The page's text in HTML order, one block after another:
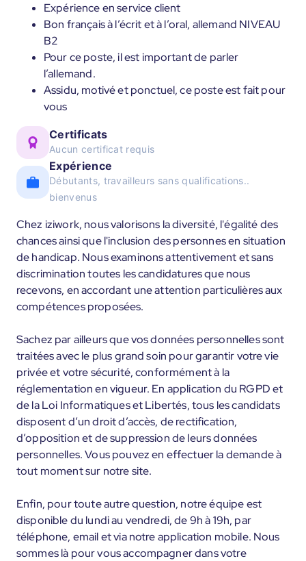
Expérience en service client
Bon français à l’écrit et à l’oral, allemand NIVEAU
B2
Pour ce poste, il est important de parler
l’allemand.
Assidu, motivé et ponctuel, ce poste est fait pour
vous
Certificats
Aucun certificat requis
Expérience
Débutants, travailleurs sans qualifications..
bienvenus
Chez iziwork, nous valorisons la diversité, l'égalité des
chances ainsi que l'inclusion des personnes en situation
de handicap. Nous examinons attentivement et sans
discrimination toutes les candidatures que nous
recevons, en accordant une attention particulières aux
compétences proposées.
Sachez par ailleurs que vos données personnelles sont
traitées avec le plus grand soin pour garantir votre vie
privée et votre sécurité, conformément à la
réglementation en vigueur. En application du RGPD et
de la Loi Informatiques et Libertés, tous les candidats
disposent d’un droit d’accès, de rectification,
d’opposition et de suppression de leurs données
personnelles. Vous pouvez en effectuer la demande à
tout moment sur notre site.
Enfin, pour toute autre question, notre équipe est
disponible du lundi au vendredi, de 9h à 19h, par
téléphone, email et via notre application mobile. Nous
sommes là pour vous accompagner dans votre